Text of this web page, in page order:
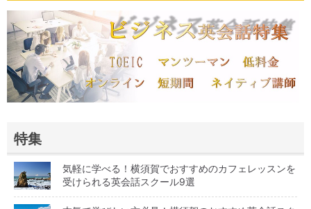
特集
気軽に学べる！横須賀でおすすめのカフェレッスンを
受けられる英会話スクール9選